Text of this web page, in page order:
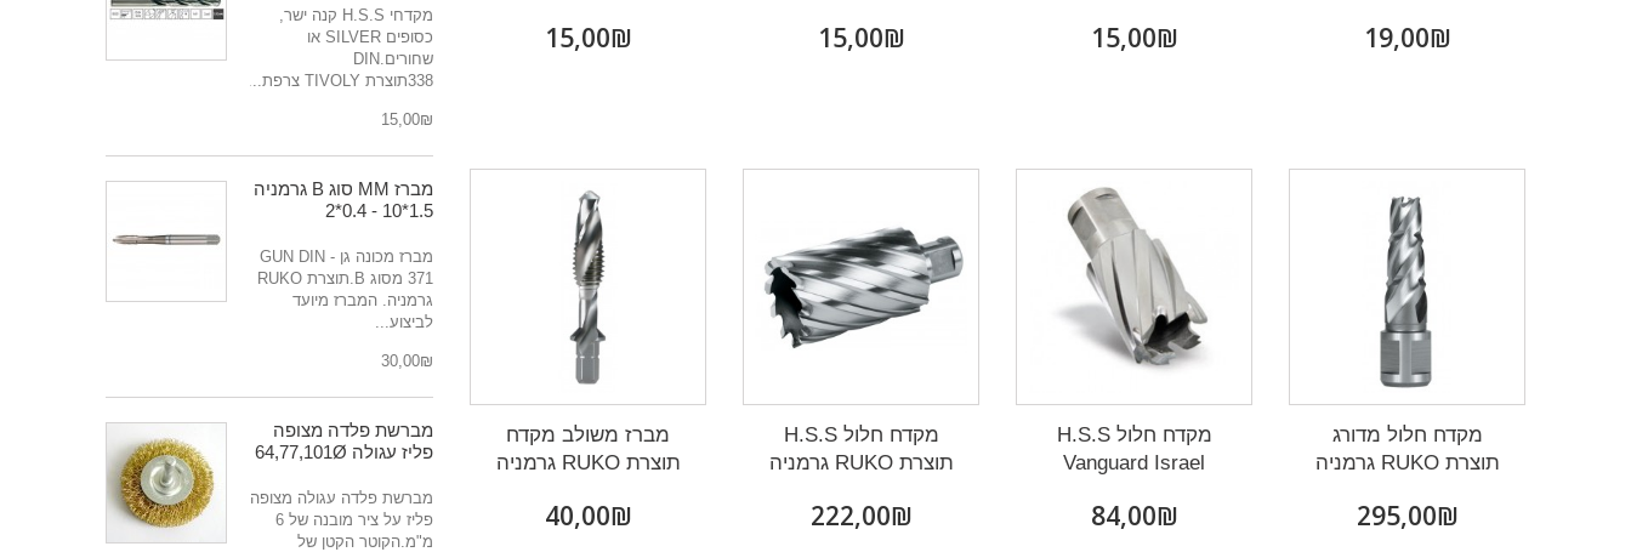
מקדחי H.S.S קנה ישר,
כסופים SILVER או
שחורים.DIN
338תוצרת TIVOLY צרפת....
₪‎15,00
מברז MM סוג B גרמניה
1.5*10 - 0.4*2
מברז מכונה גן - GUN DIN
371 מסוג B.תוצרת RUKO
גרמניה. המברז מיועד
לביצוע...
₪‎30,00
מברשת פלדה מצופה
פליז עגולה 64,77,101Ø
מברשת פלדה עגולה מצופה
פליז על ציר מובנה של 6
מ"מ.הקוטר הקטן של
₪‎15,00 ₪‎15,00 ₪‎15,00 ₪‎19,00
מברז משולב מקדח
תוצרת RUKO גרמניה
₪‎40,00
מקדח חלול H.S.S
תוצרת RUKO גרמניה
₪‎222,00
מקדח חלול H.S.S
Vanguard Israel
₪‎84,00
מקדח חלול מדורג
תוצרת RUKO גרמניה
₪‎295,00